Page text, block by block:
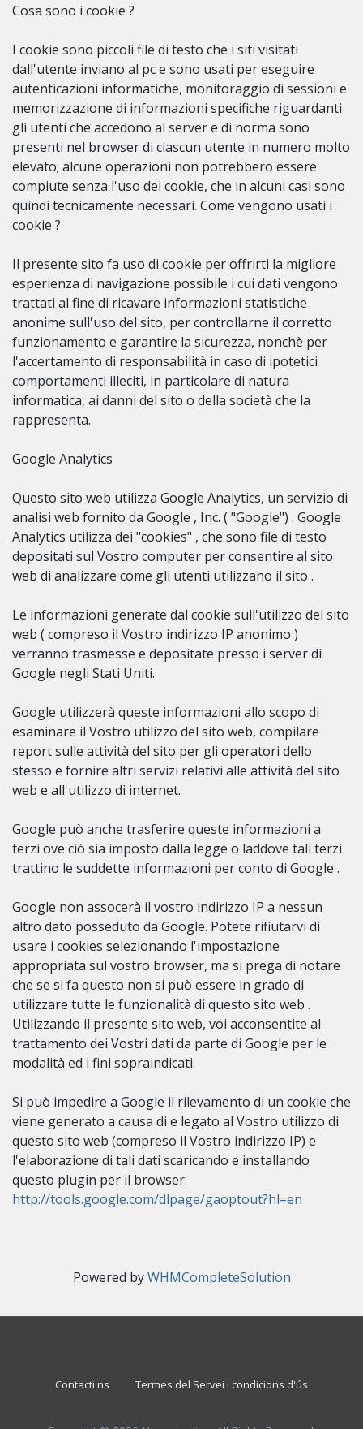
Cosa sono i cookie ?
I cookie sono piccoli file di testo che i siti visitati
dall'utente inviano al pc e sono usati per eseguire
autenticazioni informatiche, monitoraggio di sessioni e
memorizzazione di informazioni specifiche riguardanti
gli utenti che accedono al server e di norma sono
presenti nel browser di ciascun utente in numero molto
elevato; alcune operazioni non potrebbero essere
compiute senza l'uso dei cookie, che in alcuni casi sono
quindi tecnicamente necessari. Come vengono usati i
cookie ?
Il presente sito fa uso di cookie per offrirti la migliore
esperienza di navigazione possibile i cui dati vengono
trattati al fine di ricavare informazioni statistiche
anonime sull'uso del sito, per controllarne il corretto
funzionamento e garantire la sicurezza, nonchè per
l'accertamento di responsabilità in caso di ipotetici
comportamenti illeciti, in particolare di natura
informatica, ai danni del sito o della società che la
rappresenta.
Google Analytics
Questo sito web utilizza Google Analytics, un servizio di
analisi web fornito da Google , Inc. ( "Google") . Google
Analytics utilizza dei "cookies" , che sono file di testo
depositati sul Vostro computer per consentire al sito
web di analizzare come gli utenti utilizzano il sito .
Le informazioni generate dal cookie sull'utilizzo del sito
web ( compreso il Vostro indirizzo IP anonimo )
verranno trasmesse e depositate presso i server di
Google negli Stati Uniti.
Google utilizzerà queste informazioni allo scopo di
esaminare il Vostro utilizzo del sito web, compilare
report sulle attività del sito per gli operatori dello
stesso e fornire altri servizi relativi alle attività del sito
web e all'utilizzo di internet.
Google può anche trasferire queste informazioni a
terzi ove ciò sia imposto dalla legge o laddove tali terzi
trattino le suddette informazioni per conto di Google .
Google non assocerà il vostro indirizzo IP a nessun
altro dato posseduto da Google. Potete rifiutarvi di
usare i cookies selezionando l'impostazione
appropriata sul vostro browser, ma si prega di notare
che se si fa questo non si può essere in grado di
utilizzare tutte le funzionalità di questo sito web .
Utilizzando il presente sito web, voi acconsentite al
trattamento dei Vostri dati da parte di Google per le
modalità ed i fini sopraindicati.
Si può impedire a Google il rilevamento di un cookie che
viene generato a causa di e legato al Vostro utilizzo di
questo sito web (compreso il Vostro indirizzo IP) e
l'elaborazione di tali dati scaricando e installando
questo plugin per il browser:
http://tools.google.com/dlpage/gaoptout?hl=en
Powered byWHMCompleteSolution
Contacti'ns Termes del Servei i condicions d'ús